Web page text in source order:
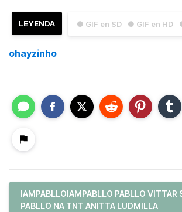
● GIF en SD ● GIF en HD
LEYENDA
ohayzinho
IAMPABLLOIAMPABLLO PABLLO VITTAR
PABLLO NA TNT ANITTA LUDMILLA